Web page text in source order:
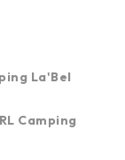
La'Bel
Camping